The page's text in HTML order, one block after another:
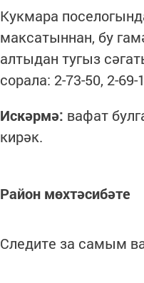
Кукмара
максатыннан, бу
алтыдан тугыз
сорала: 2-73-50, 2-69-
Искәрмә: вафат
кирәк.
Район мөхтәсибәте
Следите за самым